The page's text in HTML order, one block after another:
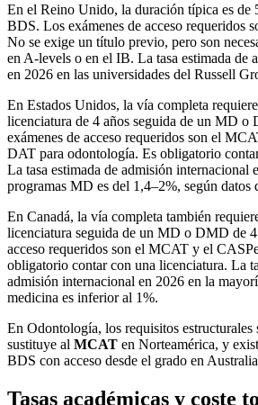
En el Reino Unido, la duración típica es de
BDS. Los exámenes de acceso requeridos
No se exige un título previo, pero son
en A-levels o en el IB. La tasa estimada de
en 2026 en las universidades del Russell
En Estados Unidos, la vía completa
licenciatura de 4 años seguida de un MD o
exámenes de acceso requeridos son el
DAT para odontología. Es obligatorio
La tasa estimada de admisión internacional
programas MD es del 1,4–2%, según
En Canadá, la vía completa también
licenciatura seguida de un MD o DMD de 4
acceso requeridos son el MCAT y el
obligatorio contar con una licenciatura. La
admisión internacional en 2026 en la
medicina es inferior al 1%.
En Odontología, los requisitos estructurales
sustituye al MCAT en Norteamérica, y
BDS con acceso desde el grado en
Tasas académicas y coste